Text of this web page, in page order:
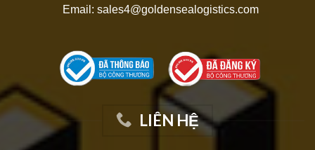
Email: sales4@goldensealogistics.com
LIÊN HỆ